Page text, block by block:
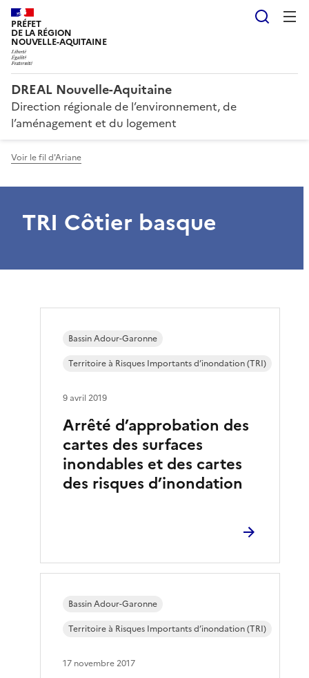
PRÉFET
DE LA RÉGION
NOUVELLE-AQUITAINE
DREAL Nouvelle-Aquitaine
Direction régionale de l’environnement, de
l’aménagement et du logement
Voir le fil d'Ariane
TRI Côtier basque
Arrêté d’approbation des
cartes des surfaces
inondables et des cartes
des risques d’inondation
Bassin Adour-Garonne
Territoire à Risques Importants d’inondation (TRI)
9 avril 2019
Bassin Adour-Garonne
Territoire à Risques Importants d’inondation (TRI)
17 novembre 2017